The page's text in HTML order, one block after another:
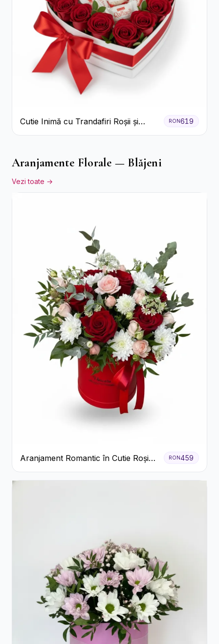
Cutie Inimă cu Trandafiri Roșii și
Bomboane Raffaello
RON619
Aranjamente Florale — Blăjeni
Vezi toate →
Aranjament Romantic în Cutie Roșie
cu Trandafiri și Crizanteme
RON459